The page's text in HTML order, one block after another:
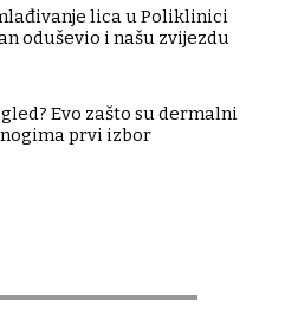
lica u Poliklinici
oduševio i našu zvijezdu
Evo zašto su dermalni
prvi izbor